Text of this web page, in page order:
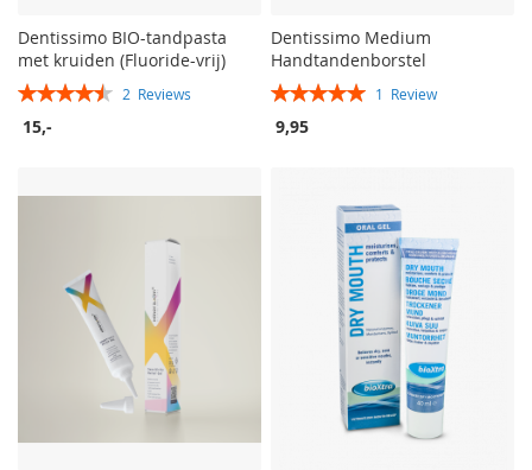
Dentissimo BIO-tandpasta
met kruiden (Fluoride-vrij)
Rating:
2 Reviews
15,-
Dentissimo Medium
Handtandenborstel
Rating:
1 Review
9,95